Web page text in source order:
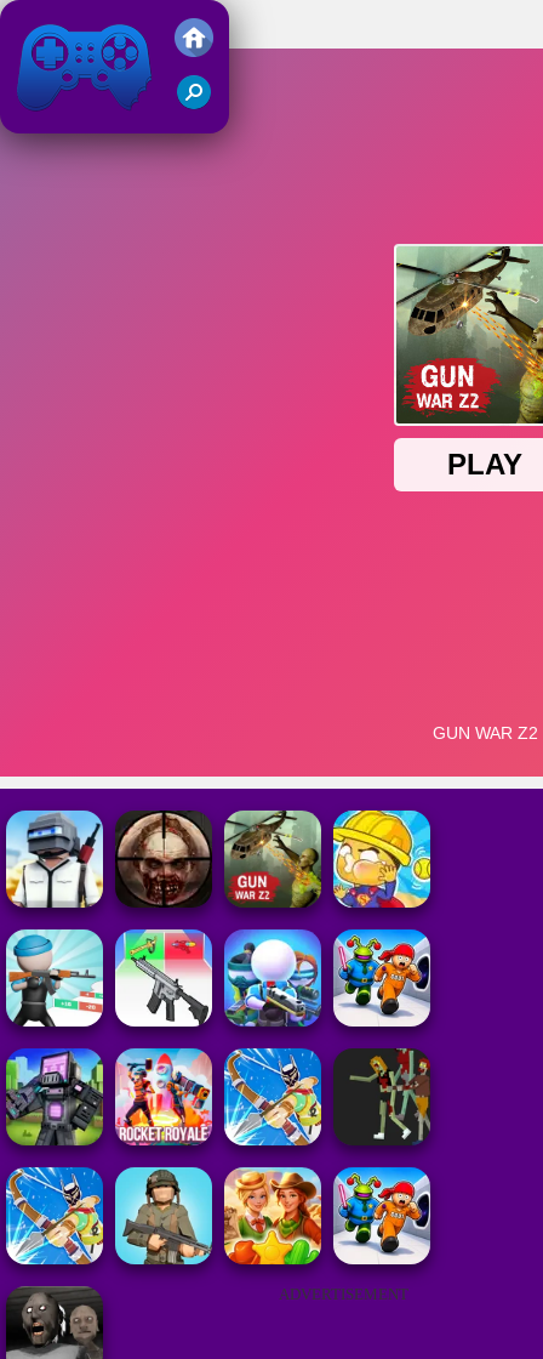
Juegos Friv 2019
Gun War Z2
ADVERTISEMENT